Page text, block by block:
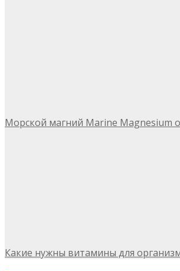
Морской магний Marine Magnesium
Какие нужны витамины для